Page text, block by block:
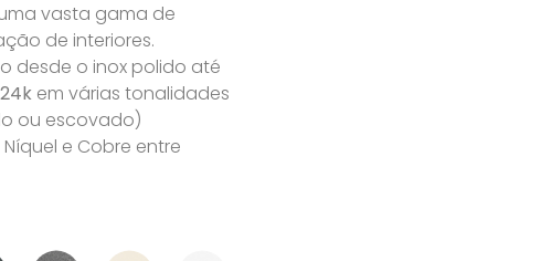
vasta gama de
de interiores.
desde o inox polido até
em várias tonalidades
ou escovado)
e Cobre entre